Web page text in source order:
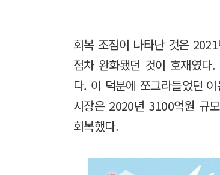
회복 조짐이 나타난 것은
점차 완화됐던 것이 호재였다
다. 이 덕분에 쪼그라들었던
시장은 2020년 3100억원 규
회복했다.